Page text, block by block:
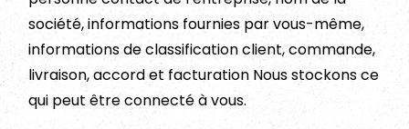
société, informations fournies par vous-même,
informations de classification client, commande,
livraison, accord et facturation Nous stockons ce
qui peut être connecté à vous.